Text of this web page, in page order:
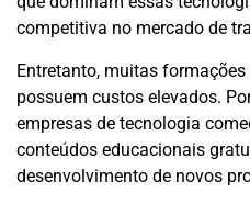
competitiva no mercado de
Entretanto, muitas
possuem custos elevados.
empresas de tecnologia
conteúdos educacionais
desenvolvimento de novos